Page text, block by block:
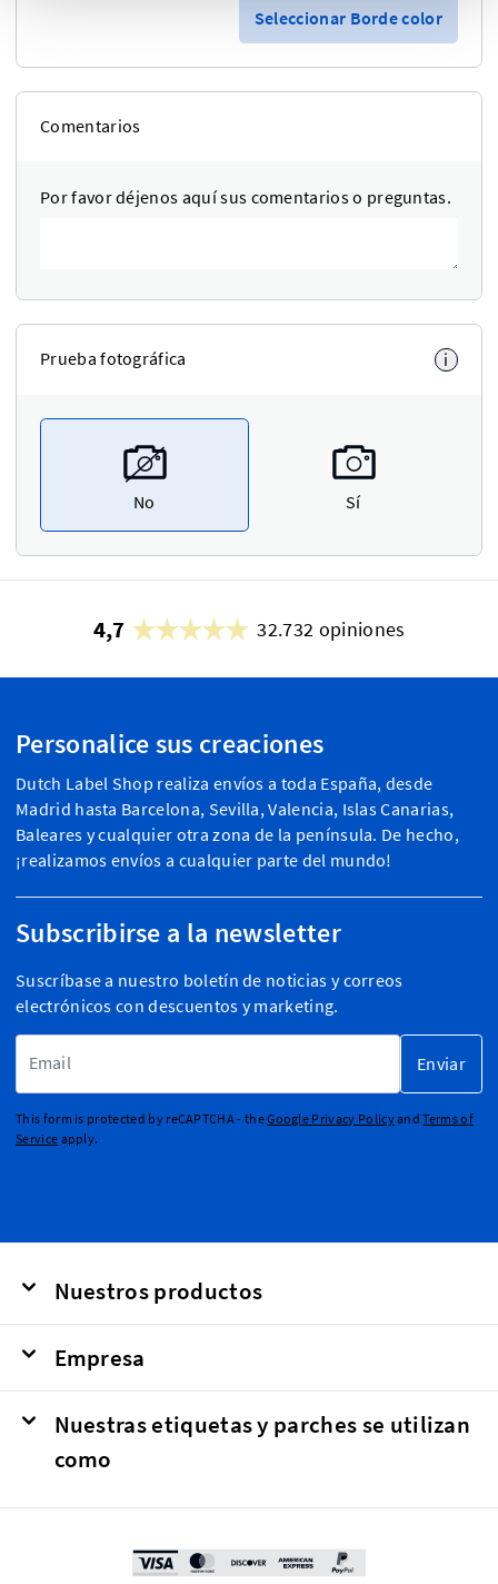
Seleccionar Borde color
Comentarios
Por favor déjenos aquí sus comentarios o preguntas.
Prueba fotográfica i
No Sí
4,7 32.732 opiniones
Personalice sus creaciones
Dutch Label Shop realiza envíos a toda España, desde
Madrid hasta Barcelona, Sevilla, Valencia, Islas Canarias,
Baleares y cualquier otra zona de la península. De hecho,
¡realizamos envíos a cualquier parte del mundo!
Subscribirse a la newsletter
Suscríbase a nuestro boletín de noticias y correos
electrónicos con descuentos y marketing.
Enviar
This form is protected by reCAPTCHA - theGoogle Privacy PolicyandTerms of
Service apply.
Nuestros productos
Empresa
Nuestras etiquetas y parches se utilizan
como